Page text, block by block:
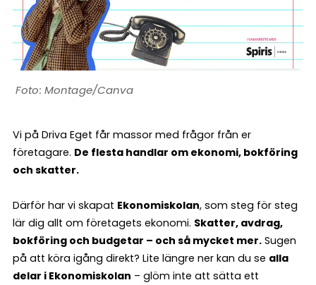
Montage/Canva
Vi på Driva Eget får massor med frågor från er
företagare. De flesta handlar om ekonomi, bokföring
och skatter.
Därför har vi skapat Ekonomiskolan, som steg för steg
lär dig allt om företagets ekonomi. Skatter, avdrag,
bokföring och budgetar – och så mycket mer. Sugen
på att köra igång direkt? Lite längre ner kan du se alla
delar i Ekonomiskolan – glöm inte att sätta ett